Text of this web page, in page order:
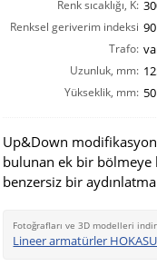
Renk sıcaklığı, K:
Renksel geriverim indeksi
CRI(Ra):
90
Trafo:
Uzunluk, mm:
Yükseklik, mm: 50
Up&Down
bulunan ek bir bölmeye
benzersiz bir
Fotoğrafları ve 3D modelleri
Lineer armatürler